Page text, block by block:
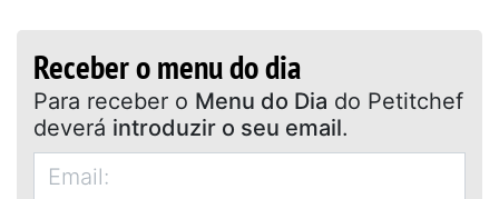
Receber o menu do dia
Para receber o Menu do Dia do Petitchef
deverá introduzir o seu email.